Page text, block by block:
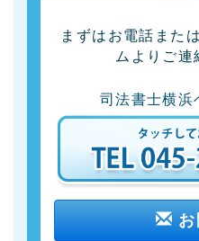
まずはお電話また
ムよりご連
司法書士横浜